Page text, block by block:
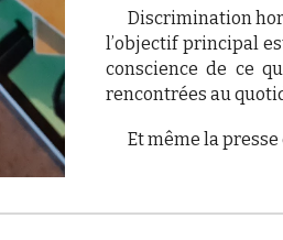
Discrimination
l’objectif principal
conscience de ce
rencontrées au
Et même la